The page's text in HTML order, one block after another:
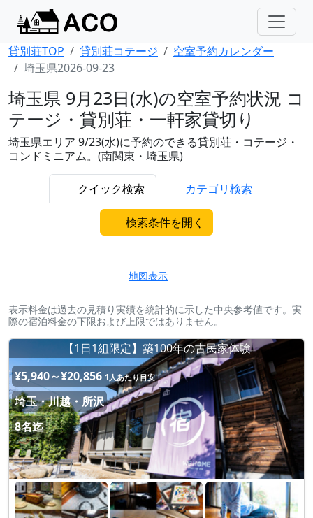
貸別荘TOP 貸別荘コテージ
空室予約カレンダー
埼玉県2026-09-23
埼玉県 9月23日(水)の空室予約状況 コ
テージ・貸別荘・一軒家貸切り
埼玉県エリア 9/23(水)に予約のできる貸別荘・コテージ・
コンドミニアム。(南関東・埼玉県)
クイック検索 カテゴリ検索
検索条件を開く
地図表示
表示料金は過去の見積り実績を統計的に示した中央参考値です。実
際の宿泊料金の下限および上限ではありません。
【1日1組限定】築100年の古民家体験
¥5,940～¥20,856 1人あたり目安
埼玉・川越・所沢
8名迄